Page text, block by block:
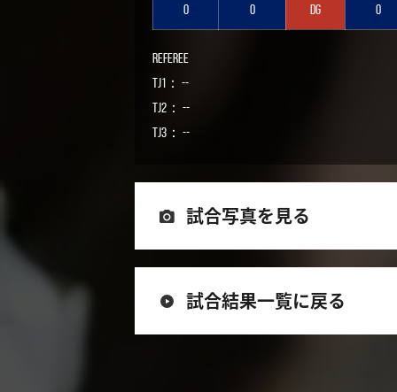
0 0 DG 0
Referee
TJ1： --
TJ2： --
TJ3： --
試合写真を見る
試合結果一覧に戻る